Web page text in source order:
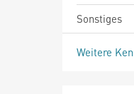
Sonstiges
Weitere